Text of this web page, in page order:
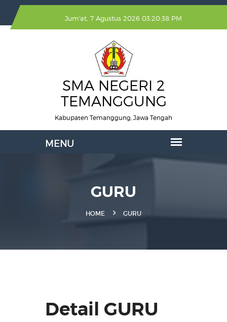
Jum'at, 7 Agustus 2026 03:20:38 PM
SMA NEGERI 2
TEMANGGUNG
Kabupaten Temanggung, Jawa Tengah
GURU
HOME GURU
Detail GURU